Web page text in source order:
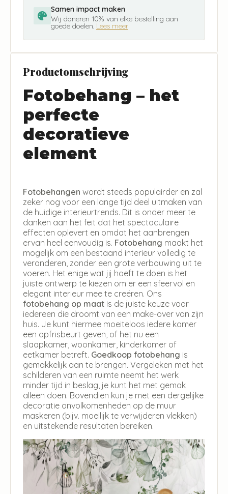
Samen impact maken
Wij doneren 10% van elke bestelling aan
goede doelen. Lees meer
Productomschrijving
Fotobehang – het
perfecte
decoratieve
element
Fotobehangen wordt steeds populairder en zal
zeker nog voor een lange tijd deel uitmaken van
de huidige interieurtrends. Dit is onder meer te
danken aan het feit dat het spectaculaire
effecten oplevert en omdat het aanbrengen
ervan heel eenvoudig is. Fotobehang maakt het
mogelijk om een bestaand interieur volledig te
veranderen, zonder een grote verbouwing uit te
voeren. Het enige wat jij hoeft te doen is het
juiste ontwerp te kiezen om er een sfeervol en
elegant interieur mee te creëren. Ons
fotobehang op maat is de juiste keuze voor
iedereen die droomt van een make-over van zijn
huis. Je kunt hiermee moeiteloos iedere kamer
een opfrisbeurt geven, of het nu een
slaapkamer, woonkamer, kinderkamer of
eetkamer betreft. Goedkoop fotobehang is
gemakkelijk aan te brengen. Vergeleken met het
schilderen van een ruimte neemt het werk
minder tijd in beslag, je kunt het met gemak
alleen doen. Bovendien kun je met een dergelijke
decoratie onvolkomenheden op de muur
maskeren (bijv. moeilijk te verwijderen vlekken)
en uitstekende resultaten bereiken.